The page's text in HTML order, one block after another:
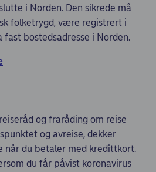
i Norden. Den sikrede må
folketrygd, være registrert i
fast bostedsadresse i Norden.
og fraråding om reise
og avreise, dekker
når du betaler med kredittkort.
du får påvist koronavirus